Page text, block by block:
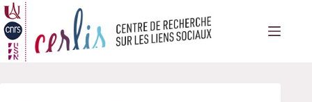
Passer
au
contenu